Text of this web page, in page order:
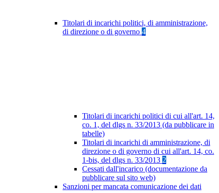
Titolari di incarichi politici, di amministrazione,
di direzione o di governo 4
Titolari di incarichi politici di cui all'art. 14,
co. 1, del dlgs n. 33/2013 (da pubblicare in
tabelle)
Titolari di incarichi di amministrazione, di
direzione o di governo di cui all'art. 14, co.
1-bis, del dlgs n. 33/2013 2
Cessati dall'incarico (documentazione da
pubblicare sul sito web)
Sanzioni per mancata comunicazione dei dati